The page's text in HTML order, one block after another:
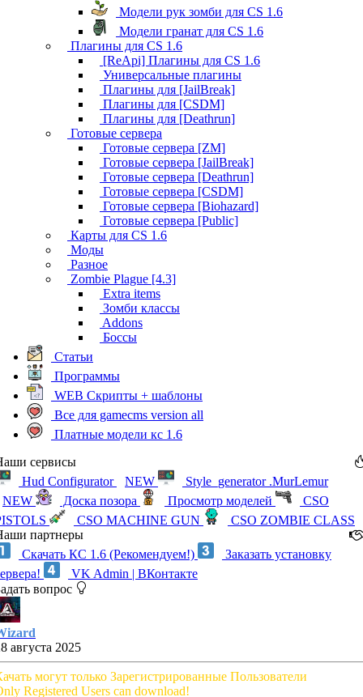
Модели рук зомби для CS 1.6
Модели гранат для CS 1.6
Плагины для CS 1.6
[ReApi] Плагины для CS 1.6
Универсальные плагины
Плагины для [JailBreak]
Плагины для [CSDM]
Плагины для [Deathrun]
Готовые сервера
Готовые сервера [ZM]
Готовые сервера [JailBreak]
Готовые сервера [Deathrun]
Готовые сервера [CSDM]
Готовые сервера [Biohazard]
Готовые сервера [Public]
Карты для CS 1.6
Моды
Разное
Zombie Plague [4.3]
Extra items
Зомби классы
Addons
Боссы
Статьи
Программы
WEB Скрипты + шаблоны
Все для gamecms version all
Платные модели кс 1.6
сервисы
Hud Configurator
NEW
Style_generator .MurLemur
NEW
Доска позора Просмотр моделей
CSO
CSO MACHINE GUN
CSO ZOMBIE CLASS
партнеры
Скачать КС 1.6 (Рекомендуем!)
Заказать установку
VK Admin | ВКонтакте
вопрос
августа 2025
могут только Зарегистрированные Пользователи
Registered Users can download!